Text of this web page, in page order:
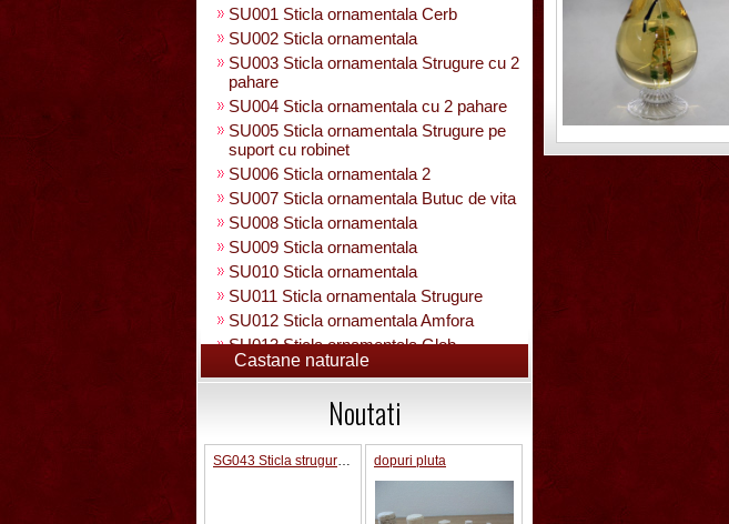
SU001 Sticla ornamentala Cerb
SU002 Sticla ornamentala
SU003 Sticla ornamentala Strugure cu 2
pahare
SU004 Sticla ornamentala cu 2 pahare
SU005 Sticla ornamentala Strugure pe
suport cu robinet
SU006 Sticla ornamentala 2
SU007 Sticla ornamentala Butuc de vita
SU008 Sticla ornamentala
SU009 Sticla ornamentala
SU010 Sticla ornamentala
SU011 Sticla ornamentala Strugure
SU012 Sticla ornamentala Amfora
SU013 Sticla ornamentala Glob
Pamantesc
SU015 Sticla ornamentala
SU014 Sticla ornamentala pe suport cu
figura +robinet
Sticla ornamentala cu figura umpluta
SU049 Sticla ornamentala
Castane naturale
Noutati
SG043 Sticla strugure pe talpa cu robinet 0.5 L dopuri pluta